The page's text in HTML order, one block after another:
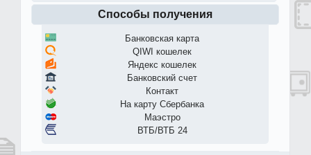
Способы получения
Банковская карта
QIWI кошелек
Яндекс кошелек
Банковский счет
Контакт
На карту Сбербанка
Маэстро
ВТБ/ВТБ 24